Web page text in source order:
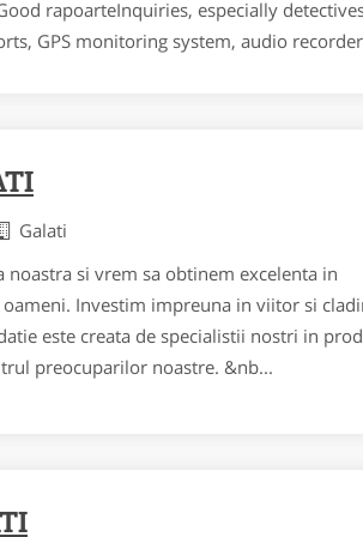
rapoarteInquiries, especially
GPS monitoring system, audio
Galati
si vrem sa obtinem excelenta in
Investim impreuna in viitor si
este creata de specialistii nostri in
preocuparilor noastre. &nb...